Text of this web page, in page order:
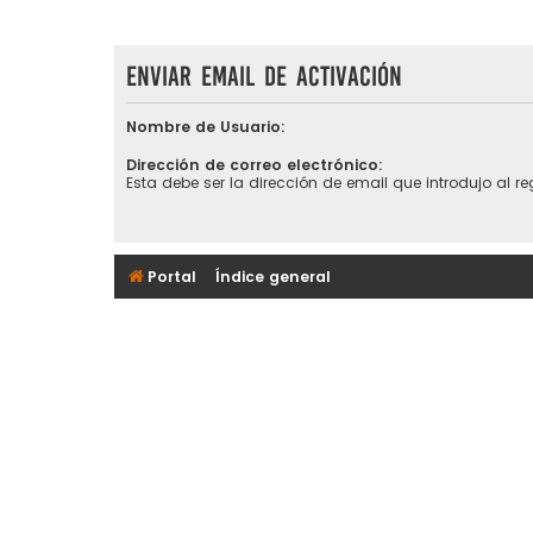
Enviar email de activación
Nombre de Usuario:
Dirección de correo electrónico:
Esta debe ser la dirección de email que introdujo al
Portal Índice general